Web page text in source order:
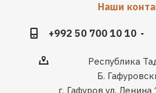
Наши
+992 50 700 10 10
Республика
Б.
г. Гафуров ул.